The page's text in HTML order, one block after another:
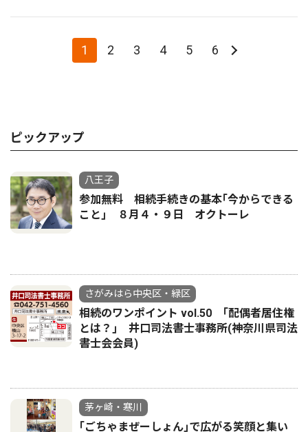
1 2 3 4 5 6
ピックアップ
八王子
参加無料 相続手続きの基本｢今からできる
こと｣ ８月４・９日 オクトーレ
さがみはら中央区・緑区
相続のワンポイント vol.50 ｢配偶者居住権
とは？｣ 井口司法書士事務所(神奈川県司法
書士会会員)
茅ヶ崎・寒川
｢ごちゃまぜーしょん｣で広がる笑顔と集い